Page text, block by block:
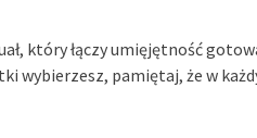
który łączy umięjętność
wybierzesz, pamiętaj, że w